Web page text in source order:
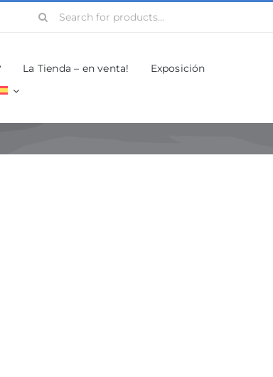
Search
La Tienda – en venta!
Exposición